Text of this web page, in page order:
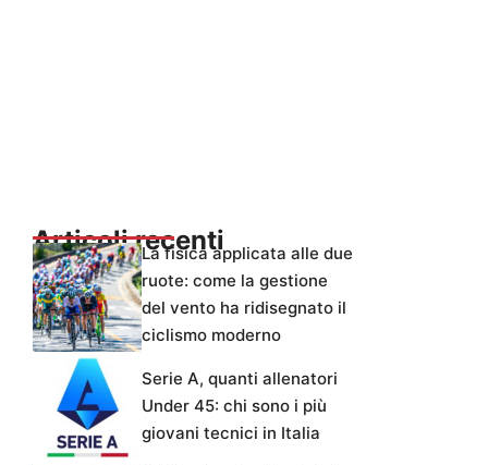
Articoli recentiLa fisica applicata alle due
ruote: come la gestione
del vento ha ridisegnato il
ciclismo moderno
Serie A, quanti allenatori
Under 45: chi sono i più
giovani tecnici in Italia